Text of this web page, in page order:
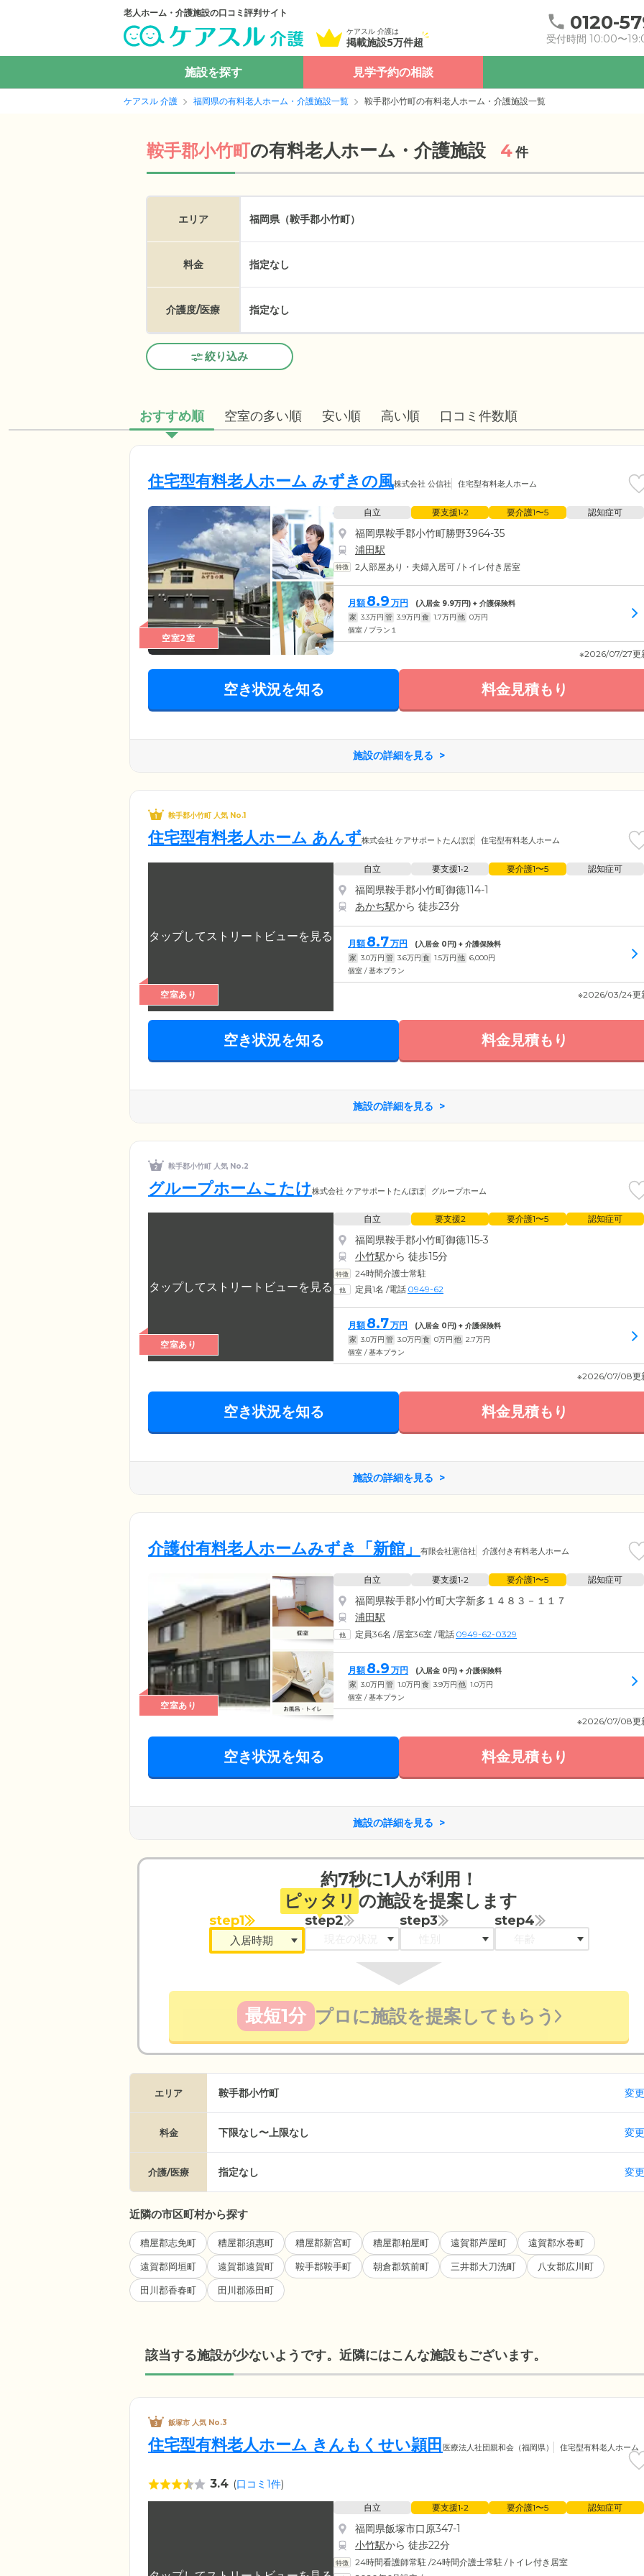
老人ホーム・介護施設の口コミ評判サイト
ケアスル 介護は
掲載施設5万件超
0120-
受付時間 10:00〜
施設を探す 見学予約の相談
ケアスル 介護 福岡県の有料老人ホーム・介護施設一覧 鞍手郡小竹町の有料老人ホーム・介護施設一覧
鞍手郡小竹町の有料老人ホーム・介護施設 4件
エリア 福岡県（鞍手郡小竹町）
料金 指定なし
介護度/医療 指定なし
絞り込み
おすすめ順 空室の多い順 安い順 高い順 口コミ件数順
住宅型有料老人ホーム みずきの風株式会社 公信社 住宅型有料老人ホーム
空室2室
自立 要支援1•2 要介護1〜5 認知症可
福岡県鞍手郡小竹町勝野3964-35
浦田駅
2人部屋あり・夫婦入居可 /トイレ付き居室
月額 8.9 万円 (入居金 9.9万円) + 介護保険料
家 3.3万円 管 3.9万円 食 1.7万円 他 0万円
個室 / プラン１
※2026/07/27更
空き状況を知る 料金見積もり
施設の詳細を見る
鞍手郡小竹町 人気 No.1
住宅型有料老人ホーム あんず株式会社 ケアサポートたんぽぽ 住宅型有料老人ホーム
空室あり
自立 要支援1•2 要介護1〜5 認知症可
福岡県鞍手郡小竹町御徳114-1
あかぢ駅から 徒歩23分
月額 8.7万円 (入居金 0円) + 介護保険料
家 3.0万円 管 3.6万円 食 1.5万円 他 6,000円
個室 / 基本プラン
※2026/03/24更
空き状況を知る 料金見積もり
施設の詳細を見る
鞍手郡小竹町 人気 No.2
グループホームこたけ株式会社 ケアサポートたんぽぽ グループホーム
空室あり
自立 要支援2 要介護1〜5 認知症可
福岡県鞍手郡小竹町御徳115-3
小竹駅から 徒歩15分
24時間介護士常駐
定員1名 /電話 0949-62
月額 8.7万円 (入居金 0 円) + 介護保険料
家 3.0万円 管 3.0万円 食 0万円 他 2.7万円
個室 / 基本プラン
※2026/07/08更
空き状況を知る 料金見積もり
施設の詳細を見る
介護付有料老人ホームみずき「新館」 有限会社憲信社 介護付き有料老人ホーム
空室あり
自立 要支援1•2 要介護1〜5 認知症可
福岡県鞍手郡小竹町大字新多１４８３－１１７
浦田駅
定員36名 /居室36室 /電話 0949-62-0329
月額 8.9 万円 (入居金 0 円) + 介護保険料
家 3.0万円 管 1.0万円 食 3.9万円 他 1.0万円
個室 / 基本プラン
※2026/07/08更
空き状況を知る 料金見積もり
施設の詳細を見る
約7秒に1人が利用！
ピッタリ の施設を提案します
step1 step2 step3 step4
最短1分 プロに施設を提案してもらう
エリア 鞍手郡小竹町 変更
料金 下限なし〜上限なし 変更
介護/医療 指定なし 変更
近隣の市区町村から探す
糟屋郡志免町 糟屋郡須惠町 糟屋郡新宮町 糟屋郡粕屋町 遠賀郡芦屋町 遠賀郡水巻町
遠賀郡岡垣町 遠賀郡遠賀町 鞍手郡鞍手町 朝倉郡筑前町 三井郡大刀洗町 八女郡広川町
田川郡香春町 田川郡添田町
該当する施設が少ないようです。近隣にはこんな施設もございます。
飯塚市 人気 No.3
住宅型有料老人ホーム きんもくせい頴田 医療法人社団親和会（福岡県） 住宅型有料老人ホーム
3.4 (口コミ1件)
自立 要支援1•2 要介護1〜5 認知症可
福岡県飯塚市口原347-1
小竹駅から 徒歩22分
24時間看護師常駐 /24時間介護士常駐 /トイレ付き居室